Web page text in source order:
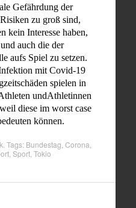
Gefährdung der
zu groß sind,
kein Interesse haben,
auch die der
aufs Spiel zu setzen.
mit Covid-19
spielen in
undAthletinnen
diese im worst case
können.
. Tags: Bundestag Corona
, Sport, Tokio